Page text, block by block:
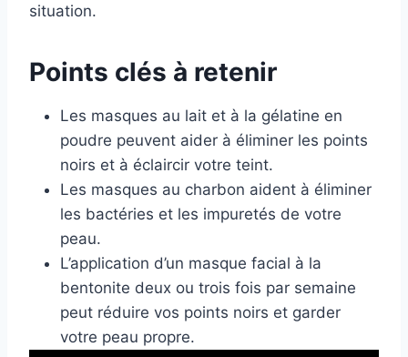
situation.
Points clés à retenir
Les masques au lait et à la gélatine en
poudre peuvent aider à éliminer les points
noirs et à éclaircir votre teint.
Les masques au charbon aident à éliminer
les bactéries et les impuretés de votre
peau.
L’application d’un masque facial à la
bentonite deux ou trois fois par semaine
peut réduire vos points noirs et garder
votre peau propre.